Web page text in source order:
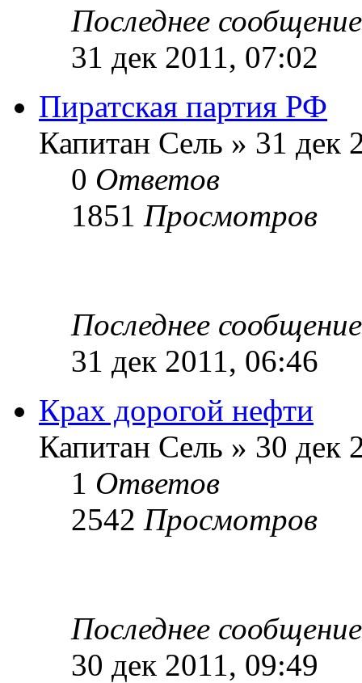
Последнее
31 дек 2011, 07:02
Пиратская партия РФ
Капитан Сель » 31 дек
0 Ответов
1851 Просмотров
Последнее
31 дек 2011, 06:46
Крах дорогой нефти
Капитан Сель » 30 дек
1 Ответов
2542 Просмотров
Последнее
30 дек 2011, 09:49